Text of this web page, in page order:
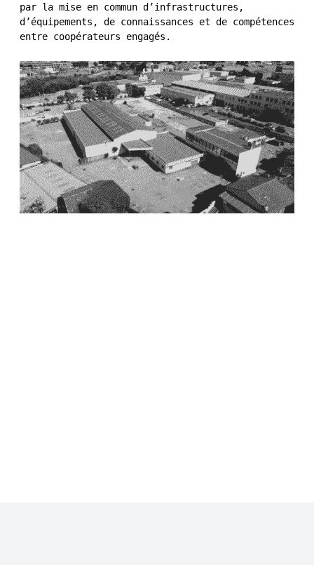
par la mise en commun d’infrastructures,
d’équipements, de connaissances et de compétences
entre coopérateurs engagés.